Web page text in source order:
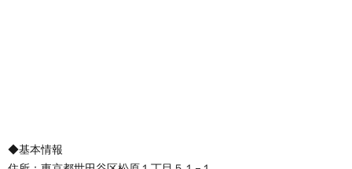
◆基本情報